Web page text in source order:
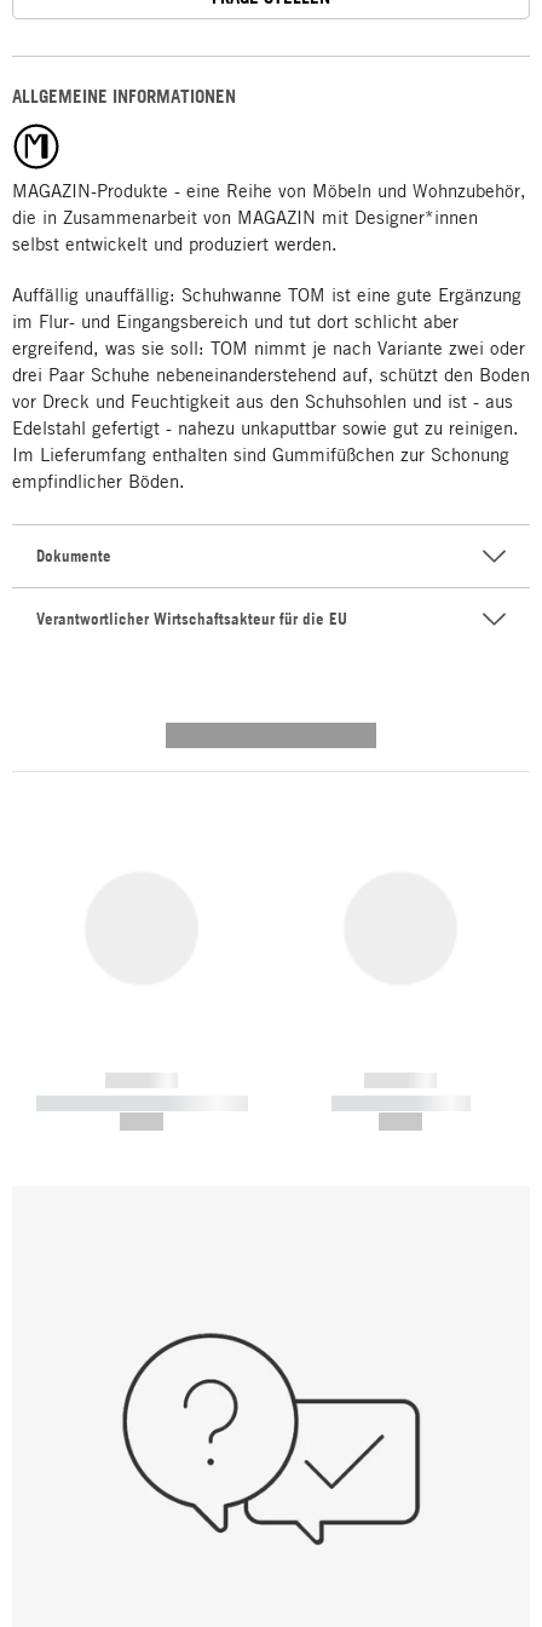
ALLGEMEINE INFORMATIONEN
MAGAZIN-Produkte - eine Reihe von Möbeln und Wohnzubehör,
die in Zusammenarbeit von MAGAZIN mit Designer*innen
selbst entwickelt und produziert werden.
Auffällig unauffällig: Schuhwanne TOM ist eine gute Ergänzung
im Flur- und Eingangsbereich und tut dort schlicht aber
ergreifend, was sie soll: TOM nimmt je nach Variante zwei oder
drei Paar Schuhe nebeneinanderstehend auf, schützt den Boden
vor Dreck und Feuchtigkeit aus den Schuhsohlen und ist - aus
Edelstahl gefertigt - nahezu unkaputtbar sowie gut zu reinigen.
Im Lieferumfang enthalten sind Gummifüßchen zur Schonung
empfindlicher Böden.
Dokumente
Verantwortlicher Wirtschaftsakteur für die EU
------------
----------- ----------- -----------
------------
----------- -----------